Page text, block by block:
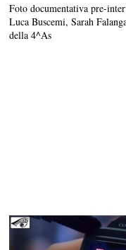
Foto documentativa pre-
Luca Buscemi, Sarah
della 4^As